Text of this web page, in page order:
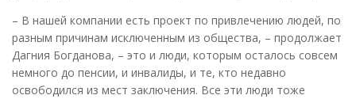
– В нашей компании есть проект по привлечению людей, по
разным причинам исключенным из общества, – продолжает
Дагния Богданова, – это и люди, которым осталось совсем
немного до пенсии, и инвалиды, и те, кто недавно
освободился из мест заключения. Все эти люди тоже